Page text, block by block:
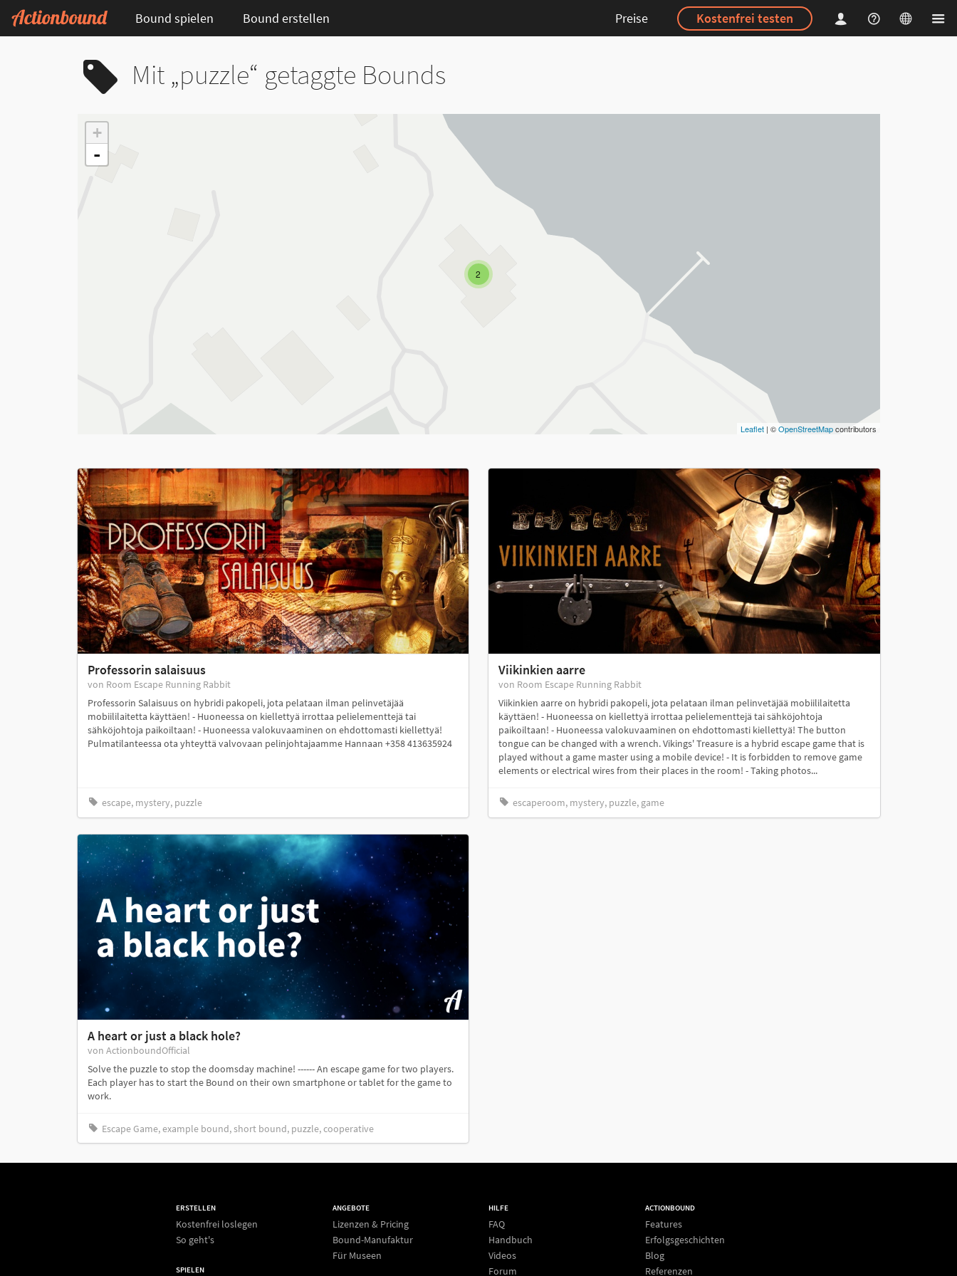
Bound spielen Bound erstellen Preise Kostenfrei testen
Mit „puzzle“ getaggte Bounds
2
+
-
Leaflet| ©OpenStreetMapcontributors
Professorin salaisuus
von Room Escape Running Rabbit
Professorin Salaisuus on hybridi pakopeli, jota pelataan ilman pelinvetäjää
mobiililaitetta käyttäen! - Huoneessa on kiellettyä irrottaa pelielementtejä tai
sähköjohtoja paikoiltaan! - Huoneessa valokuvaaminen on ehdottomasti kiellettyä!
Pulmatilanteessa ota yhteyttä valvovaan pelinjohtajaamme Hannaan +358 413635924
escape, mystery, puzzle
Viikinkien aarre
von Room Escape Running Rabbit
Viikinkien aarre on hybridi pakopeli, jota pelataan ilman pelinvetäjää mobiililaitetta
käyttäen! - Huoneessa on kiellettyä irrottaa pelielementtejä tai sähköjohtoja
paikoiltaan! - Huoneessa valokuvaaminen on ehdottomasti kiellettyä! The button
tongue can be changed with a wrench. Vikings' Treasure is a hybrid escape game that is
played without a game master using a mobile device! - It is forbidden to remove game
elements or electrical wires from their places in the room! - Taking photos...
escaperoom, mystery, puzzle, game
A heart or just a black hole?
von ActionboundOfficial
Solve the puzzle to stop the doomsday machine! ------ An escape game for two players.
Each player has to start the Bound on their own smartphone or tablet for the game to
work.
Escape Game, example bound, short bound, puzzle, cooperative
ERSTELLEN
Kostenfrei loslegen
So geht's
SPIELEN
ANGEBOTE
Lizenzen & Pricing
Bound-Manufaktur
Für Museen
HILFE
FAQ
Handbuch
Videos
Forum
ACTIONBOUND
Features
Erfolgsgeschichten
Blog
Referenzen